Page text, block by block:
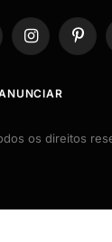
Instagram
os direitos